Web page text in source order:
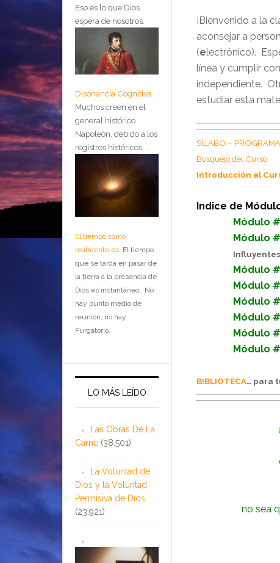
¡Bienvenido a la
aconsejar a
(electrónico).
línea y cumplir
independiente.
estudiar esta
SÍLABO –
Bosquejo del Curso
Introducción al
Indice de
Módulo
Módulo
Influyentes
Módulo
Módulo
Módulo
Módulo
Módulo
Módulo
BIBLIOTECA… para
no sea
Eso es lo que Dios
espera de nosotros.
Disonancia Cognitiva
Muchos creen en el
general histórico
Napoleón, debido a los
registros históricos....
El tiempo como
realmente es El tiempo
que se tarda en pasar de
la tierra a la presencia de
Dios es instantáneo. No
hay punto medio de
reunión, no hay
Purgatorio.
LO MÁS LEÍDO
Las Obras De La
Carne (38,501)
La Voluntad de
Dios y la Voluntad
Permisiva de Dios
(23,921)